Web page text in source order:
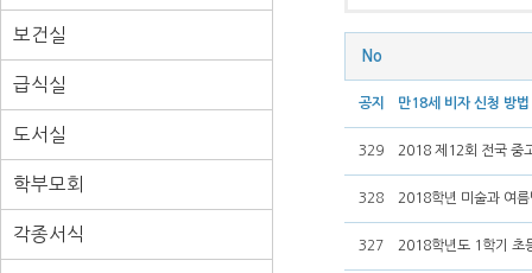
보건실
급식실
도서실
학부모회
각종서식
No
공지 만18세 비자 신청 방
329 2018 제12회 전국 중
328 2018학년 미술과 여
327 2018학년도 1학기 초